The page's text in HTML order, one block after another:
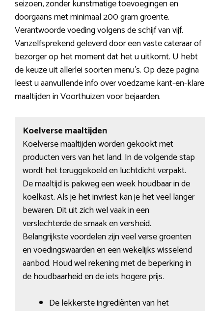
seizoen, zonder kunstmatige toevoegingen en
doorgaans met minimaal 200 gram groente.
Verantwoorde voeding volgens de schijf van vijf.
Vanzelfsprekend geleverd door een vaste cateraar of
bezorger op het moment dat het u uitkomt. U hebt
de keuze uit allerlei soorten menu’s. Op deze pagina
leest u aanvullende info over voedzame kant-en-klare
maaltijden in Voorthuizen voor bejaarden.
Koelverse maaltijden
Koelverse maaltijden worden gekookt met
producten vers van het land. In de volgende stap
wordt het teruggekoeld en luchtdicht verpakt.
De maaltijd is pakweg een week houdbaar in de
koelkast. Als je het invriest kan je het veel langer
bewaren. Dit uit zich wel vaak in een
verslechterde de smaak en versheid.
Belangrijkste voordelen zijn veel verse groenten
en voedingswaarden en een wekelijks wisselend
aanbod. Houd wel rekening met de beperking in
de houdbaarheid en de iets hogere prijs.
De lekkerste ingrediënten van het